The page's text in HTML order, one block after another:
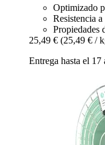
Optimizado
Resistencia
Propiedades
25,49 € (25,49 € /
Entrega hasta el 17